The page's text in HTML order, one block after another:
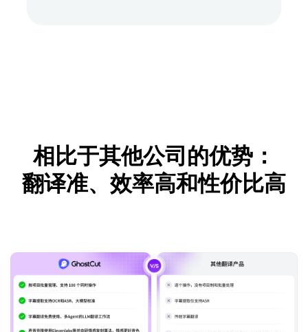
相比于其他公司的优势：
翻译准、效率高和性价比高